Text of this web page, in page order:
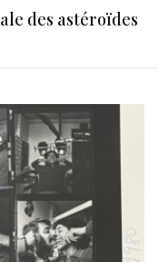
des astéroïdes